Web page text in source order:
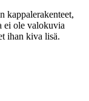
kappalerakenteet,
ei ole valokuvia
ihan kiva lisä.